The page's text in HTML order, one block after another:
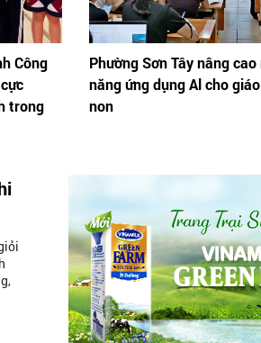
Công
trong
Phường Sơn Tây nâng
năng ứng dụng Al cho
non